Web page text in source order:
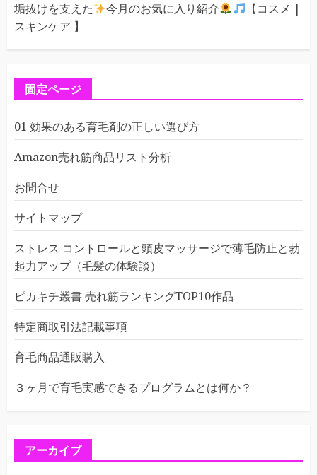
垢抜けを支えた
今月のお気に入り紹介
【コスメ |
スキンケア 】
固定ページ
01 効果のある育毛剤の正しい選び方
Amazon売れ筋商品リスト分析
お問合せ
サイトマップ
ストレス コントロールと頭皮マッサージで薄毛防止と勃
起力アップ（毛髪の体験談）
ピカキチ叢書 売れ筋ランキングTOP10作品
特定商取引法記載事項
育毛商品通販購入
３ヶ月で育毛実感できるプログラムとは何か？
アーカイブ